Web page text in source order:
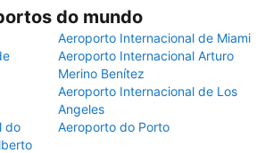
do mundo
Aeroporto Internacional de Miami
Aeroporto Internacional Arturo
Merino Benítez
Aeroporto Internacional de Los
Angeles
do
Aeroporto do Porto